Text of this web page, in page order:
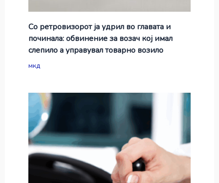
Со ретровизорот ја удрил во главата и
починала: обвинение за возач кој имал
слепило а управувал товарно возило
мкд